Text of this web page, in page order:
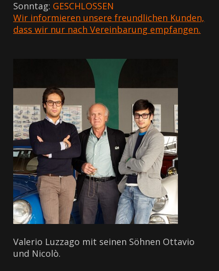
Sonntag: GESCHLOSSEN
Wir informieren unsere freundlichen Kunden,
dass wir nur nach Vereinbarung empfangen.
Valerio Luzzago mit seinen Söhnen Ottavio
und Nicolò.